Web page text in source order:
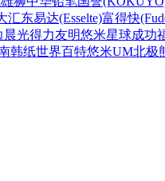
汇东易达(Esselte)富得快
晨光得力友明悠米星球成功
韩纸世界百特悠米UM北极